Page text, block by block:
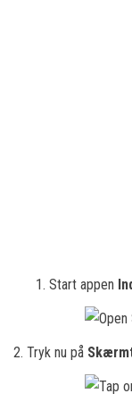
Start appen
2. Tryk nu på